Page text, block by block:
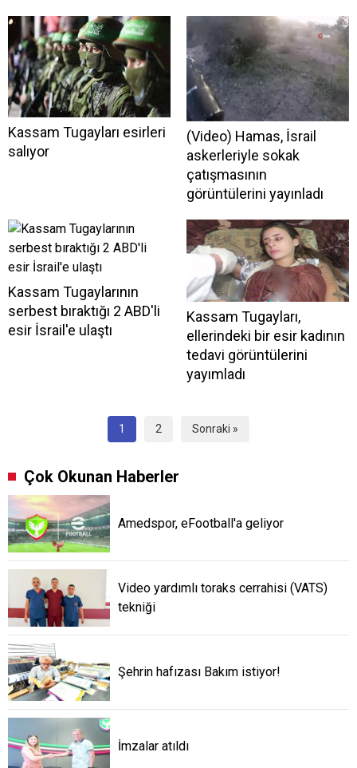
Kassam Tugayları esirleri
salıyor
(Video) Hamas, İsrail
askerleriyle sokak
çatışmasının
görüntülerini yayınladı
Kassam Tugaylarının
serbest bıraktığı 2 ABD'li
esir İsrail'e ulaştı
Kassam Tugayları,
ellerindeki bir esir kadının
tedavi görüntülerini
yayımladı
1 2 Sonraki »
Çok Okunan Haberler
Amedspor, eFootball'a geliyor
Video yardımlı toraks cerrahisi (VATS)
tekniği
Şehrin hafızası Bakım istiyor!
İmzalar atıldı